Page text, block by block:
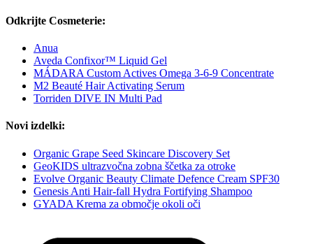
Odkrijte Cosmeterie:
Anua
Aveda Confixor™ Liquid Gel
MÁDARA Custom Actives Omega 3-6-9 Concentrate
M2 Beauté Hair Activating Serum
Torriden DIVE IN Multi Pad
Novi izdelki:
Organic Grape Seed Skincare Discovery Set
GeoKIDS ultrazvočna zobna ščetka za otroke
Evolve Organic Beauty Climate Defence Cream SPF30
Genesis Anti Hair-fall Hydra Fortifying Shampoo
GYADA Krema za območje okoli oči